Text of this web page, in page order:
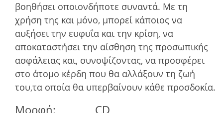
βοηθήσει οποιονδήποτε συναντά. Με τη
χρήση της και µόνο, µπορεί κάποιος να
αυξήσει την ευφυΐα και την κρίση, να
αποκαταστήσει την αίσθηση της προσωπικής
ασφάλειας και, συνοψίζοντας, να προσφέρει
στο άτοµο κέρδη που θα αλλάξουν τη ζωή
του,τα οποία θα υπερβαίνουν κάθε προσδοκία.
Μορφή:
CD